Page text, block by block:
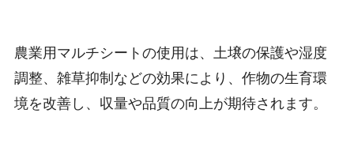
農業用マルチシートの使用は、土壌の保護や湿度
調整、雑草抑制などの効果により、作物の生育環
境を改善し、収量や品質の向上が期待されます。